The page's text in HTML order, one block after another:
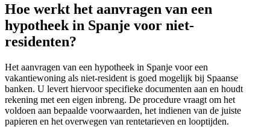
Hoe werkt het aanvragen van een
hypotheek in Spanje voor niet-
residenten?
Het aanvragen van een hypotheek in Spanje voor een
vakantiewoning als niet-resident is goed mogelijk bij Spaanse
banken. U levert hiervoor specifieke documenten aan en houdt
rekening met een eigen inbreng. De procedure vraagt om het
voldoen aan bepaalde voorwaarden, het indienen van de juiste
papieren en het overwegen van rentetarieven en looptijden.